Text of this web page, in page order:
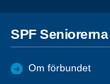
SPF Seniorerna
Om förbundet